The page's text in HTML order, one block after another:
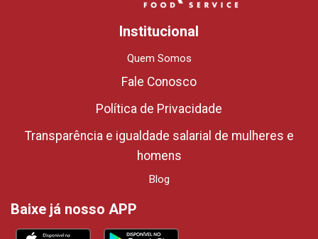
Institucional
Quem Somos
Fale Conosco
Política de Privacidade
Transparência e igualdade salarial de mulheres e
homens
Blog
Baixe já nosso APP